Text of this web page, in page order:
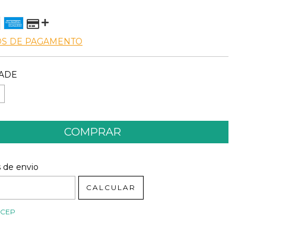
DE PAGAMENTO
o CEP:
de envio
CALCULAR